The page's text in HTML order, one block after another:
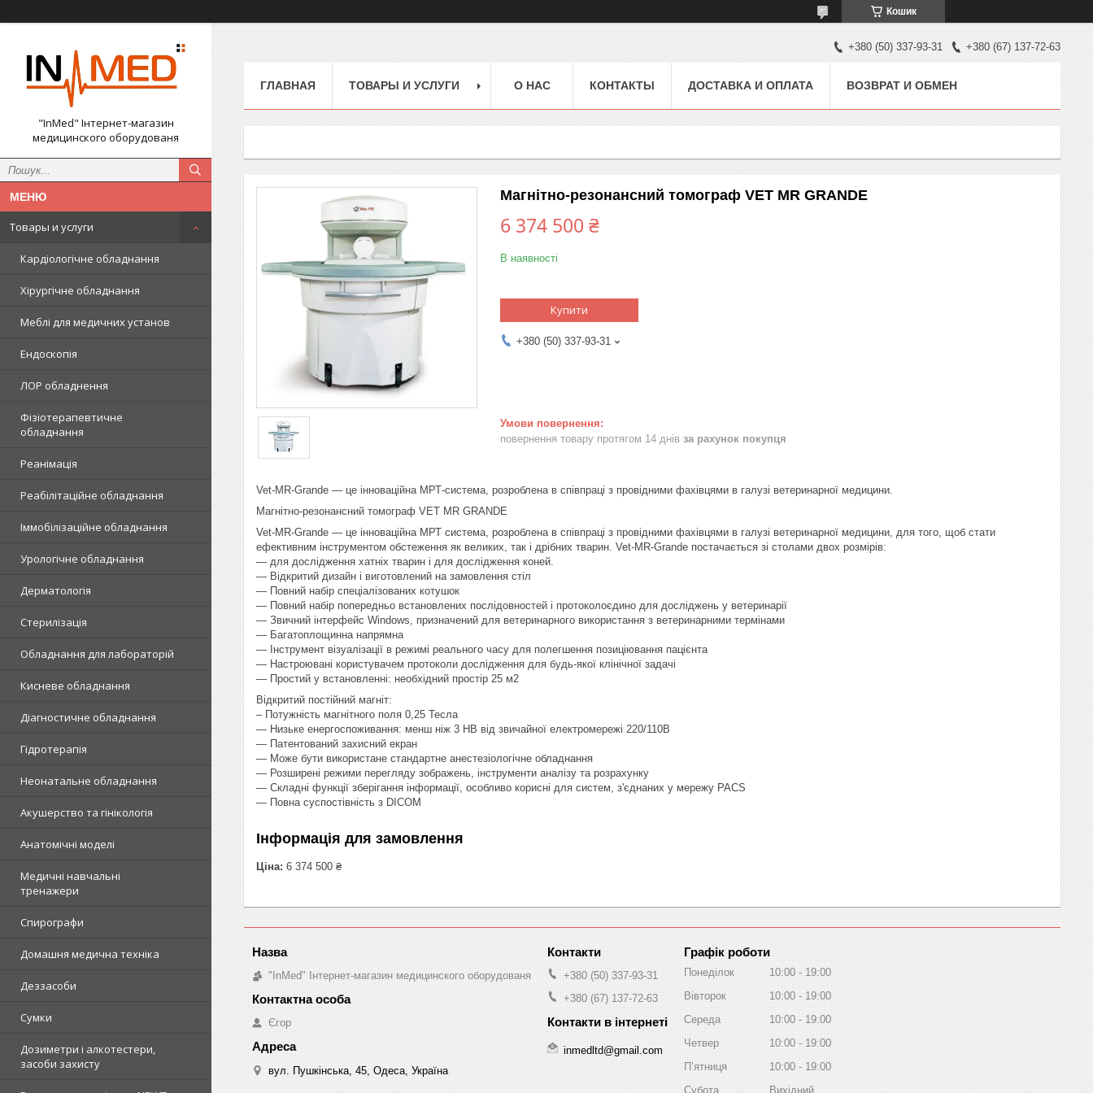
Кошик
"InMed" Інтернет-магазин
медицинского оборудованя
Товары и услуги
Кардіологічне обладнання
Хірургічне обладнання
Меблі для медичних установ
Ендоскопія
ЛОР обладнення
Фізіотерапевтичне
обладнання
Реанімація
Реабілітаційне обладнання
Іммобілізаційне обладнання
Урологічне обладнання
Дерматологія
Стерилізація
Обладнання для лабораторій
Кисневе обладнання
Діагностичне обладнання
Гідротерапія
Неонатальне обладнання
Акушерство та гінікологія
Анатомічні моделі
Медичні навчальні
тренажери
Спирографи
Домашня медична техніка
Деззасоби
Сумки
Дозиметри і алкотестери,
засоби захисту
+380 (50) 337-93-31 +380 (67) 137-72-63
ГЛАВНАЯ ТОВАРЫ И УСЛУГИ О НАС КОНТАКТЫ ДОСТАВКА И ОПЛАТА ВОЗВРАТ И ОБМЕН
Магнітно-резонансний томограф VET MR GRANDE
6 374 500 ₴
В наявності
Купити
+380 (50) 337-93-31
повернення товару протягом 14 днів за рахунок покупця
Vet-MR-Grande — це інноваційна МРТ-система, розроблена в співпраці з провідними фахівцями в галузі ветеринарної медицини.
Магнітно-резонансний томограф VET MR GRANDE
Vet-MR-Grande — це інноваційна МРТ система, розроблена в співпраці з провідними фахівцями в галузі ветеринарної медицини, для того, щоб стати
ефективним інструментом обстеження як великих, так і дрібних тварин. Vet-MR-Grande постачається зі столами двох розмірів:
— для дослідження хатніх тварин і для дослідження коней.
— Відкритий дизайн і виготовлений на замовлення стіл
— Повний набір спеціалізованих котушок
— Повний набір попередньо встановлених послідовностей і протоколоєдино для досліджень у ветеринарії
— Звичний інтерфейс Windows, призначений для ветеринарного використання з ветеринарними термінами
— Багатоплощинна напрямна
— Інструмент візуалізації в режимі реального часу для полегшення позиціювання пацієнта
— Настроювані користувачем протоколи дослідження для будь-якої клінічної задачі
— Простий у встановленні: необхідний простір 25 м2
Відкритий постійний магніт:
– Потужність магнітного поля 0,25 Тесла
— Низьке енергоспоживання: менш ніж 3 НВ від звичайної електромережі 220/110В
— Патентований захисний екран
— Може бути використане стандартне анестезіологічне обладнання
— Розширені режими перегляду зображень, інструменти аналізу та розрахунку
— Складні функції зберігання інформації, особливо корисні для систем, з'єднаних у мережу PACS
— Повна суспостівність з DICOM
Інформація для замовлення
Ціна: 6 374 500 ₴
"InMed" Інтернет-магазин медицинского оборудованя
Єгор
вул. Пушкінська, 45, Одеса, Україна
+380 (50) 337-93-31
+380 (67) 137-72-63
inmedltd@gmail.com
Графік роботи
Понеділок 10:00
19:00
Вівторок
10:00
19:00
Середа
10:00
19:00
Четвер
10:00
19:00
Пʼятниця
10:00
19:00
Субота
Вихідний